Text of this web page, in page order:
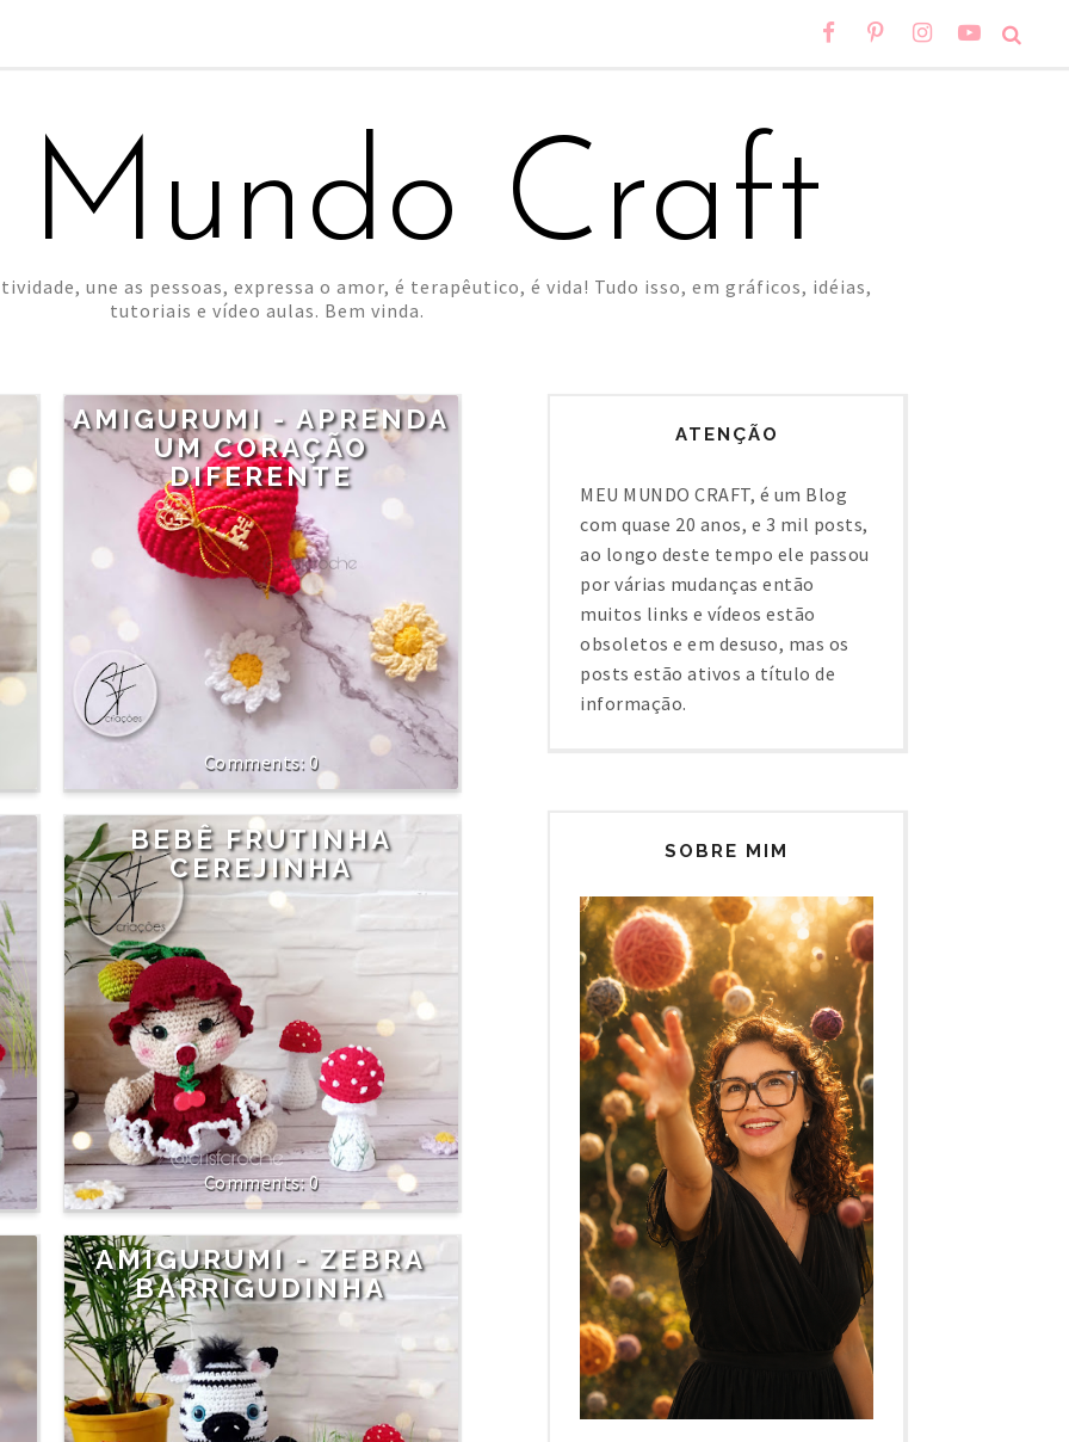
Craft
une as pessoas, expressa o amor, é terapêutico, é vida! Tudo isso, em gráficos, idéias,
tutoriais e vídeo aulas. Bem vinda.
AMIGURUMI - APRENDA
UM CORAÇÃO
DIFERENTE
0
BEBÊ FRUTINHA
CEREJINHA
0
AMIGURUMI - ZEBRA
BARRIGUDINHA
ATENÇÃO
MEU MUNDO CRAFT, é um Blog
com quase 20 anos, e 3 mil posts,
ao longo deste tempo ele passou
por várias mudanças então
muitos links e vídeos estão
obsoletos e em desuso, mas os
posts estão ativos a título de
informação.
SOBRE MIM